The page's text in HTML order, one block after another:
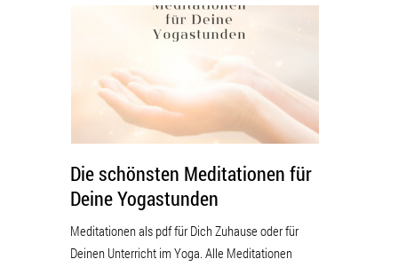
Die schönsten Meditationen für
Deine Yogastunden
Meditationen als pdf für Dich Zuhause oder für
Deinen Unterricht im Yoga. Alle Meditationen